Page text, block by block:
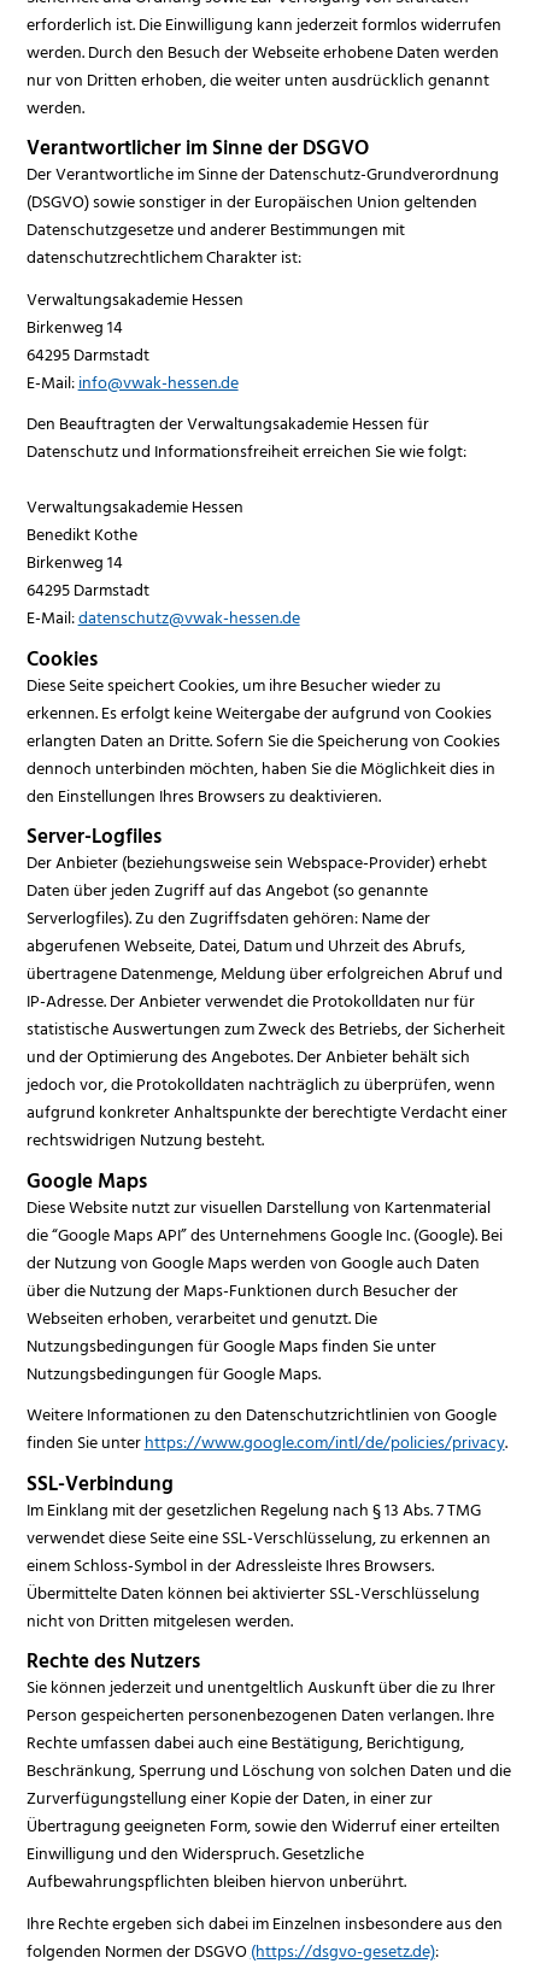
erforderlich ist. Die Einwilligung kann jederzeit formlos widerrufen
werden. Durch den Besuch der Webseite erhobene Daten werden
nur von Dritten erhoben, die weiter unten ausdrücklich genannt
werden.
Verantwortlicher im Sinne der DSGVO
Der Verantwortliche im Sinne der Datenschutz-Grundverordnung
(DSGVO) sowie sonstiger in der Europäischen Union geltenden
Datenschutzgesetze und anderer Bestimmungen mit
datenschutzrechtlichem Charakter ist:
Verwaltungsakademie Hessen
Birkenweg 14
64295 Darmstadt
E-Mail:info@vwak-hessen.de
Den Beauftragten der Verwaltungsakademie Hessen für
Datenschutz und Informationsfreiheit erreichen Sie wie folgt:
Verwaltungsakademie Hessen
Benedikt Kothe
Birkenweg 14
64295 Darmstadt
E-Mail:datenschutz@vwak-hessen.de
Cookies
Diese Seite speichert Cookies, um ihre Besucher wieder zu
erkennen. Es erfolgt keine Weitergabe der aufgrund von Cookies
erlangten Daten an Dritte. Sofern Sie die Speicherung von Cookies
dennoch unterbinden möchten, haben Sie die Möglichkeit dies in
den Einstellungen Ihres Browsers zu deaktivieren.
Server-Logfiles
Der Anbieter (beziehungsweise sein Webspace-Provider) erhebt
Daten über jeden Zugriff auf das Angebot (so genannte
Serverlogfiles). Zu den Zugriffsdaten gehören: Name der
abgerufenen Webseite, Datei, Datum und Uhrzeit des Abrufs,
übertragene Datenmenge, Meldung über erfolgreichen Abruf und
IP-Adresse. Der Anbieter verwendet die Protokolldaten nur für
statistische Auswertungen zum Zweck des Betriebs, der Sicherheit
und der Optimierung des Angebotes. Der Anbieter behält sich
jedoch vor, die Protokolldaten nachträglich zu überprüfen, wenn
aufgrund konkreter Anhaltspunkte der berechtigte Verdacht einer
rechtswidrigen Nutzung besteht.
Google Maps
Diese Website nutzt zur visuellen Darstellung von Kartenmaterial
die “Google Maps API” des Unternehmens Google Inc. (Google). Bei
der Nutzung von Google Maps werden von Google auch Daten
über die Nutzung der Maps-Funktionen durch Besucher der
Webseiten erhoben, verarbeitet und genutzt. Die
Nutzungsbedingungen für Google Maps finden Sie unter
Nutzungsbedingungen für Google Maps.
Weitere Informationen zu den Datenschutzrichtlinien von Google
finden Sie unterhttps://www.google.com/intl/de/policies/privacy.
SSL-Verbindung
Im Einklang mit der gesetzlichen Regelung nach § 13 Abs. 7 TMG
verwendet diese Seite eine SSL-Verschlüsselung, zu erkennen an
einem Schloss-Symbol in der Adressleiste Ihres Browsers.
Übermittelte Daten können bei aktivierter SSL-Verschlüsselung
nicht von Dritten mitgelesen werden.
Rechte des Nutzers
Sie können jederzeit und unentgeltlich Auskunft über die zu Ihrer
Person gespeicherten personenbezogenen Daten verlangen. Ihre
Rechte umfassen dabei auch eine Bestätigung, Berichtigung,
Beschränkung, Sperrung und Löschung von solchen Daten und die
Zurverfügungstellung einer Kopie der Daten, in einer zur
Übertragung geeigneten Form, sowie den Widerruf einer erteilten
Einwilligung und den Widerspruch. Gesetzliche
Aufbewahrungspflichten bleiben hiervon unberührt.
Ihre Rechte ergeben sich dabei im Einzelnen insbesondere aus den
folgenden Normen der DSGVO(https://dsgvo-gesetz.de):